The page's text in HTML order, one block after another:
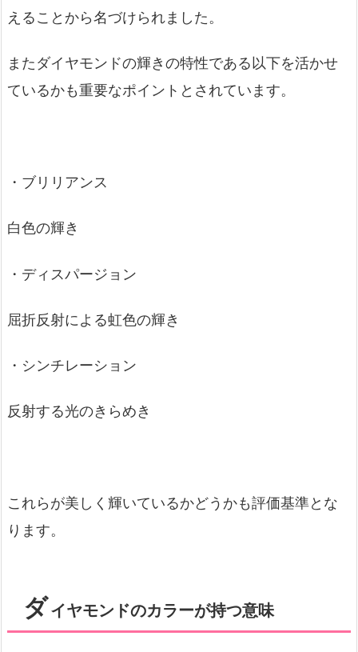
えることから名づけられました。
またダイヤモンドの輝きの特性である以下を活かせ
ているかも重要なポイントとされています。
・ブリリアンス
白色の輝き
・ディスパージョン
屈折反射による虹色の輝き
・シンチレーション
反射する光のきらめき
これらが美しく輝いているかどうかも評価基準とな
ります。
ダイヤモンドのカラーが持つ意味